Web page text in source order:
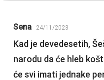
Sena 24/11/2023
Kad je devedesetih,
narodu da će hleb
će svi imati jednake